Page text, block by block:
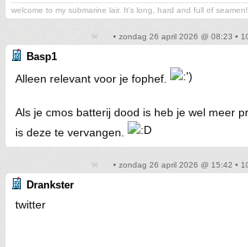
welcome to my submarine lair. It's long, hard and full of seamen!
• zondag 26 april 2026 @ 08:23 •
Basp1
Alleen relevant voor je fophef.
Als je cmos batterij dood is heb je wel meer
is deze te vervangen.
• zondag 26 april 2026 @ 15:42 •
Drankster
twitter